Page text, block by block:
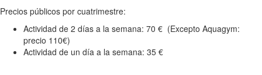
Precios públicos por cuatrimestre:
Actividad de 2 días a la semana: 70 € (Excepto Aquagym:
precio 110€)
Actividad de un día a la semana: 35 €